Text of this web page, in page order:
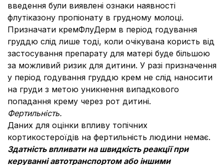
введення були виявлені ознаки наявності
флутіказону пропіонату в грудному молоці.
Призначати кремФлуДерм в період годування
груддю слід лише тоді, коли очікувана користь від
застосування препарату для матері буде більшою
за можливий ризик для дитини. У разі призначення
у період годування груддю крем не слід наносити
на груди з метою уникнення випадкового
попадання крему через рот дитині.
Фертильність.
Даних для оцінки впливу топічних
кортикостероїдів на фертильність людини немає.
Здатність впливати на швидкість реакції при
керуванні автотранспортом або іншими